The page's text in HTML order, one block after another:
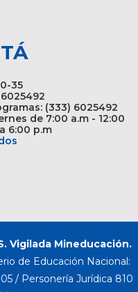
35
6025492
(333) 6025492
de 7:00 a.m - 12:00
6:00 p.m
Vigilada Mineducación.
de Educación Nacional:
/ Personería Jurídica 810